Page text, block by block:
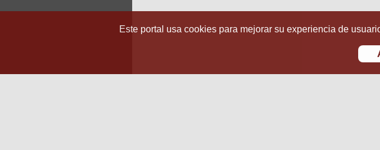
Este portal usa cookies para mejorar su experiencia de